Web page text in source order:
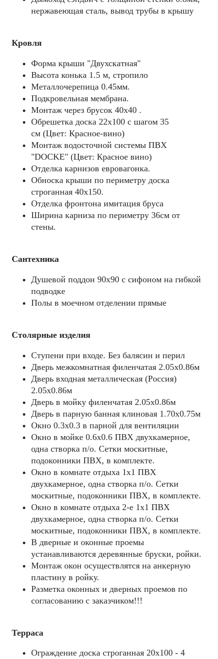
нержавеющая сталь, вывод трубы в крышу
Кровля
Форма крыши "Двухскатная"
Высота конька 1.5 м, стропило
Металлочерепица 0.45мм.
Подкровельная мембрана.
Монтаж через брусок 40x40 .
Обрешетка доска 22х100 с шагом 35
см (Цвет: Красное-вино)
Монтаж водосточной системы ПВХ
"DOCKE" (Цвет: Красное вино)
Отделка карнизов евровагонка.
Обноска крыши по периметру доска
строганная 40х150.
Отделка фронтона имитация бруса
Ширина карниза по периметру 36см от
стены.
Сантехника
Душевой поддон 90х90 c сифоном на гибкой
подводке
Полы в моечном отделении прямые
Столярные изделия
Ступени при входе. Без балясин и перил
Дверь межкомнатная филенчатая 2.05х0.86м
Дверь входная металлическая (Россия)
2.05х0.86м
Дверь в мойку филенчатая 2.05х0.86м
Дверь в парную банная клиновая 1.70х0.75м
Окно 0.3х0.3 в парной для вентиляции
Окно в мойке 0.6х0.6 ПВХ двухкамерное,
одна створка п/о. Сетки москитные,
подоконники ПВХ, в комплекте.
Окно в комнате отдыха 1х1 ПВХ
двухкамерное, одна створка п/о. Сетки
москитные, подоконники ПВХ, в комплекте.
Окно в комнате отдыха 2-е 1х1 ПВХ
двухкамерное, одна створка п/о. Сетки
москитные, подоконники ПВХ, в комплекте.
В дверные и оконные проемы
устанавливаются деревянные бруски, ройки.
Монтаж окон осуществлятся на анкерную
пластину в ройку.
Разметка оконных и дверных проемов по
согласованию с заказчиком!!!
Терраса
Ограждение доска строганная 20х100 - 4